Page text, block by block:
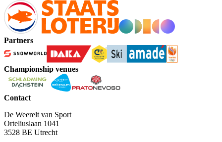
Partners
Championship venues
Contact
De Weerelt van Sport
Orteliuslaan 1041
3528 BE Utrecht